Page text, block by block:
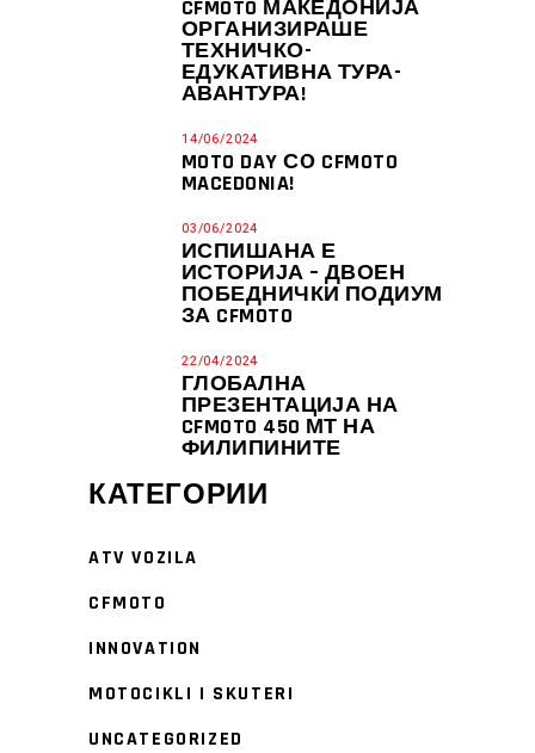
CFMOTO МАКЕДОНИЈА
ОРГАНИЗИРАШЕ
ТЕХНИЧКО-
ЕДУКАТИВНА ТУРА-
АВАНТУРА!
14/06/2024
MOTO DAY СО CFMOTO
MACEDONIA!
03/06/2024
ИСПИШАНА Е
ИСТОРИЈА – ДВОЕН
ПОБЕДНИЧКИ ПОДИУМ
ЗА CFMOTO
22/04/2024
ГЛОБАЛНА
ПРЕЗЕНТАЦИЈА НА
CFMOTO 450 МТ НА
ФИЛИПИНИТЕ
КАТЕГОРИИ
ATV VOZILA
CFMOTO
INNOVATION
MOTOCIKLI I SKUTERI
UNCATEGORIZED